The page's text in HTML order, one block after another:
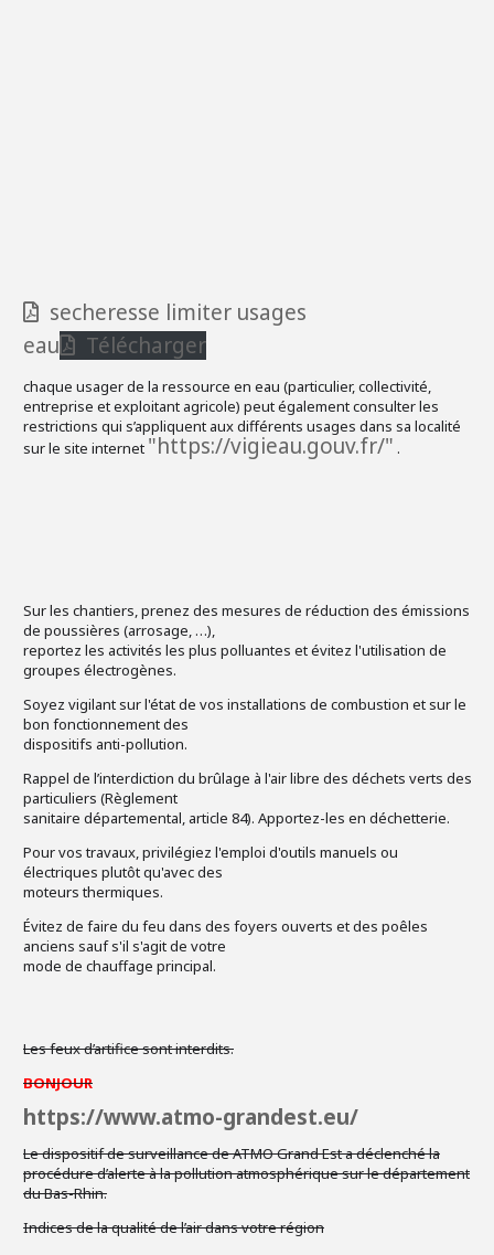
secheresse limiter usages
eau
Télécharger
chaque usager de la ressource en eau (particulier, collectivité,
entreprise et exploitant agricole) peut également consulter les
restrictions qui s’appliquent aux différents usages dans sa localité
sur le site internet "https://vigieau.gouv.fr/" .
Sur les chantiers, prenez des mesures de réduction des émissions
de poussières (arrosage, …),
reportez les activités les plus polluantes et évitez l'utilisation de
groupes électrogènes.
Soyez vigilant sur l'état de vos installations de combustion et sur le
bon fonctionnement des
dispositifs anti-pollution.
Rappel de l’interdiction du brûlage à l'air libre des déchets verts des
particuliers (Règlement
sanitaire départemental, article 84). Apportez-les en déchetterie.
Pour vos travaux, privilégiez l'emploi d'outils manuels ou
électriques plutôt qu'avec des
moteurs thermiques.
Évitez de faire du feu dans des foyers ouverts et des poêles
anciens sauf s'il s'agit de votre
mode de chauffage principal.
Les feux d’artifice sont interdits.
BONJOUR
https://www.atmo-grandest.eu/
Le dispositif de surveillance de ATMO Grand Est a déclenché la
procédure d’alerte à la pollution atmosphérique sur le département
du Bas-Rhin.
Indices de la qualité de l’air dans votre région